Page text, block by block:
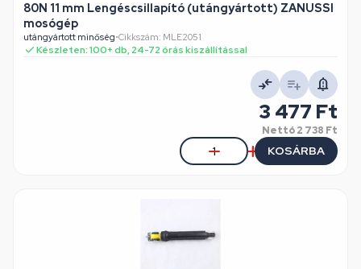
80N 11 mm Lengéscsillapító (utángyártott) ZANUSSI
mosógép
utángyártott minőség•Cikkszám: MLE2051
Készleten: 100+ db, 24-72 órás kiszállítással
3 477 Ft
Nettó2 738 Ft
KOSÁRBA